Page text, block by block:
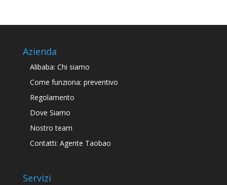
Azienda
Alibaba: Chi siamo
Come funziona: preventivo
Regolamento
Dove Siamo
Nostro team
Contatti: Agente Taobao
Servizi